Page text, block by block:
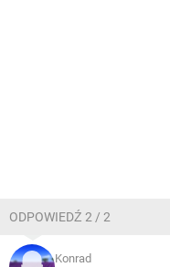
ODPOWIEDŹ 2 / 2
Konrad